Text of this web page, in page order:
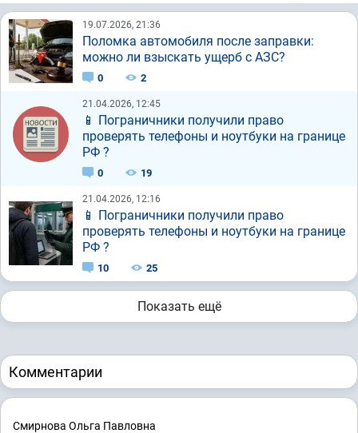
19.07.2026, 21:36
Поломка автомобиля после заправки:
можно ли взыскать ущерб с АЗС?
0 2
21.04.2026, 12:45
📱 Пограничники получили право
проверять телефоны и ноутбуки на границе
РФ ?
0 19
21.04.2026, 12:16
📱 Пограничники получили право
проверять телефоны и ноутбуки на границе
РФ ?
10 25
Показать ещё
Комментарии
Смирнова Ольга Павловна